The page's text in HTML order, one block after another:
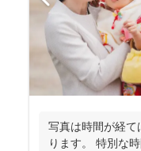
写真は時間が経て
ります。 特別な